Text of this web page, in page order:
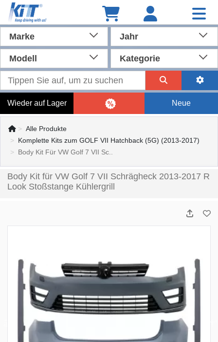
Marke Jahr
Modell Kategorie
Wieder auf Lager Neue
Alle Produkte
Komplette Kits zum GOLF VII Hatchback (5G) (2013-2017)
Body Kit Für VW Golf 7 VII Sc..
Body Kit für VW Golf 7 VII Schrägheck 2013-2017 R
Look Stoßstange Kühlergrill